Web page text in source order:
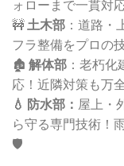
ォローまで一貫対
🚧 土木部 ：道路・
フラ整備をプロの
🏚️ 解体部 ：老朽
応！近隣対策も万
💧 防水部： 屋上・
ら守る専門技術！
🛡️